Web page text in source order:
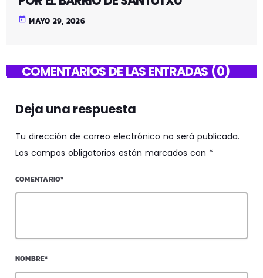
today MAYO 29, 2026
COMENTARIOS DE LAS ENTRADAS (0)
Deja una respuesta
Tu dirección de correo electrónico no será publicada.
Los campos obligatorios están marcados con *
COMENTARIO*
NOMBRE*